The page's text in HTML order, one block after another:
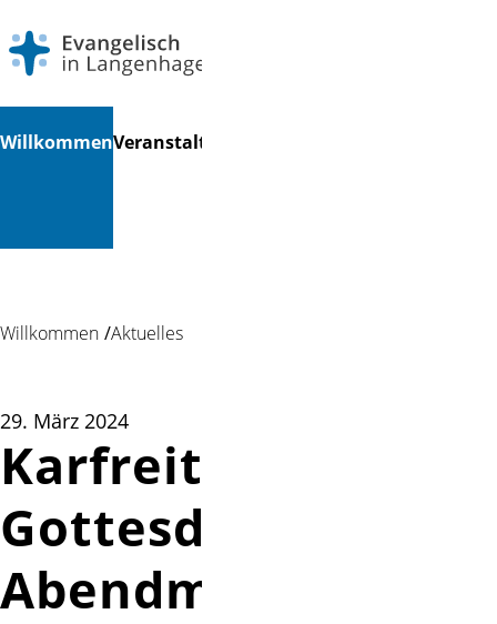
überspringen
WillkommenVeranstaltungen
Willkommen Aktuelles
29. März 2024
Karfreitag -
Gottesdienst mit
Abendmahl